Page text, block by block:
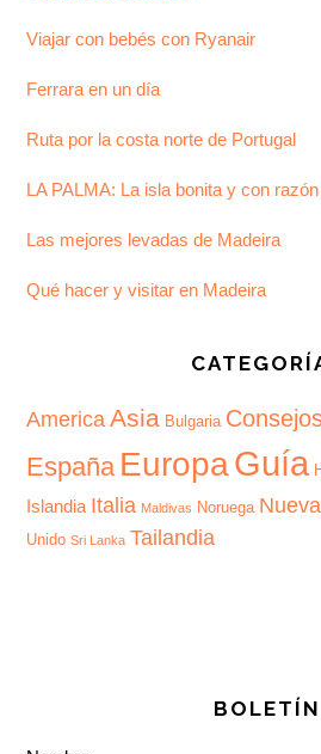
Viajar con bebés con Ryanair
Ferrara en un día
Ruta por la costa norte de Portugal
LA PALMA: La isla bonita y con razón
Las mejores levadas de Madeira
Qué hacer y visitar en Madeira
America Asia Bulgaria
España EuropaGuía
Islandia Italia Maldivas Noruega
Unido Sri Lanka Tailandia
BOLETÍN